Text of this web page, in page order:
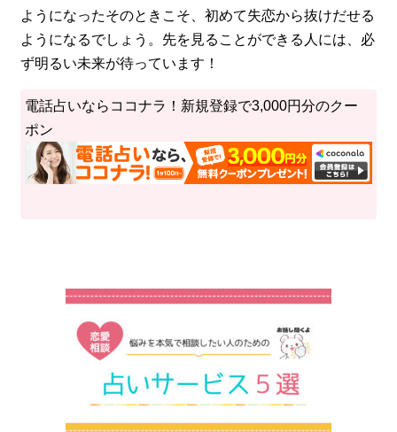
ようになったそのときこそ、初めて失恋から抜けだせる
ようになるでしょう。先を見ることができる人には、必
ず明るい未来が待っています！
電話占いならココナラ！新規登録で3,000円分のクー
ポン